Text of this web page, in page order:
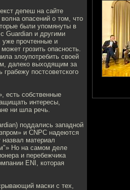
депеш на сайте
опасений о том, что
были упомянуты в
Guardian и другими
прочтенные и
грозить опасность.
злоупотребить своей
далеко выходящим за
постсоветского
есть собственные
интересы,
ни шла речь.
поддались западной
и CNPC надеются
материал
Но на самом деле
и перебежчика
ENI, которая
маски с тех,